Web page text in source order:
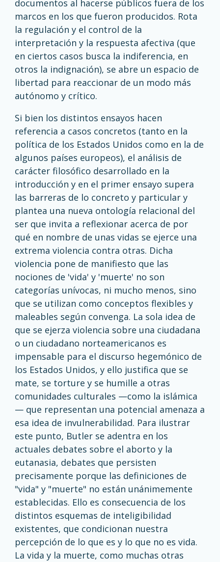
documentos al hacerse públicos fuera de los
marcos en los que fueron producidos. Rota
la regulación y el control de la
interpretación y la respuesta afectiva (que
en ciertos casos busca la indiferencia, en
otros la indignación), se abre un espacio de
libertad para reaccionar de un modo más
autónomo y crítico.
Si bien los distintos ensayos hacen
referencia a casos concretos (tanto en la
política de los Estados Unidos como en la de
algunos países europeos), el análisis de
carácter filosófico desarrollado en la
introducción y en el primer ensayo supera
las barreras de lo concreto y particular y
plantea una nueva ontología relacional del
ser que invita a reflexionar acerca de por
qué en nombre de unas vidas se ejerce una
extrema violencia contra otras. Dicha
violencia pone de manifiesto que las
nociones de 'vida' y 'muerte' no son
categorías unívocas, ni mucho menos, sino
que se utilizan como conceptos flexibles y
maleables según convenga. La sola idea de
que se ejerza violencia sobre una ciudadana
o un ciudadano norteamericanos es
impensable para el discurso hegemónico de
los Estados Unidos, y ello justifica que se
mate, se torture y se humille a otras
comunidades culturales —como la islámica
— que representan una potencial amenaza a
esa idea de invulnerabilidad. Para ilustrar
este punto, Butler se adentra en los
actuales debates sobre el aborto y la
eutanasia, debates que persisten
precisamente porque las definiciones de
"vida" y "muerte" no están unánimemente
establecidas. Ello es consecuencia de los
distintos esquemas de inteligibilidad
existentes, que condicionan nuestra
percepción de lo que es y lo que no es vida.
La vida y la muerte, como muchas otras